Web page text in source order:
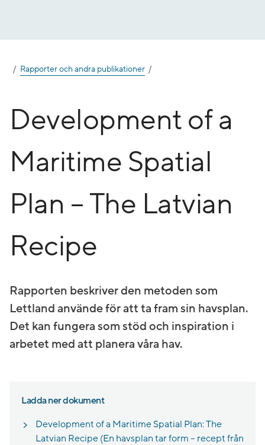
Rapporter och andra publikationer
Development of a
Maritime Spatial
Plan – The Latvian
Recipe
Rapporten beskriver den metoden som
Lettland använde för att ta fram sin havsplan.
Det kan fungera som stöd och inspiration i
arbetet med att planera våra hav.
Ladda ner dokument
Development of a Maritime Spatial Plan: The
Latvian Recipe (En havsplan tar form – recept från